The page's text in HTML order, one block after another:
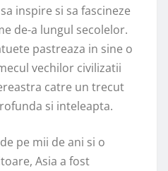
inspire si sa fascineze
de-a lungul secolelor.
pastreaza in sine o
vechilor civilizatii
catre un trecut
si inteleapta.
pe mii de ani si o
Asia a fost